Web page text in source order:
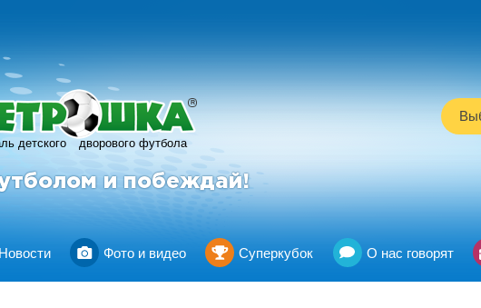
детского дворового футбола
R
и побеждай!
Новости Фото и видео Суперкубок О нас говорят